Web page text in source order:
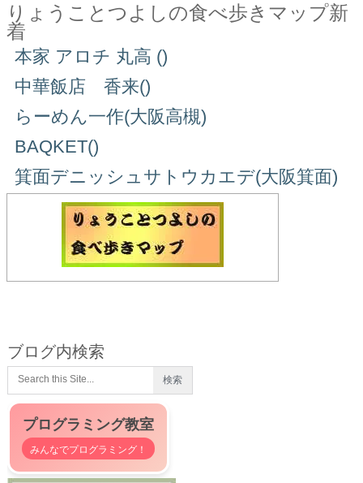
りょうことつよしの食べ歩きマップ新
着
本家 アロチ 丸高 ()
中華飯店 香来()
らーめん一作(大阪高槻)
BAQKET()
箕面デニッシュサトウカエデ(大阪箕面)
ブログ内検索
プログラミング教室
みんなでプログラミング！